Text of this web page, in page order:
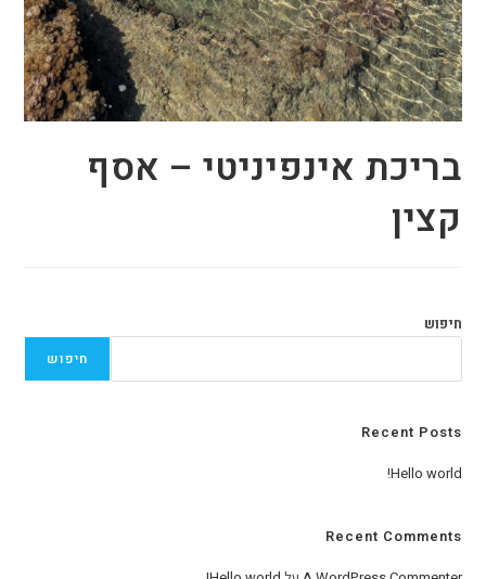
בריכת אינפיניטי – אסף
קצין
חיפוש
חיפוש
Recent Posts
Hello world!
Recent Comments